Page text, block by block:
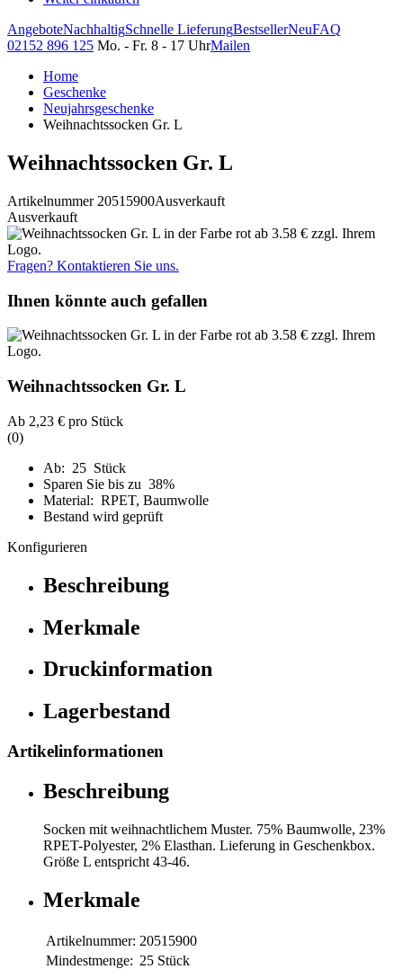
AngeboteNachhaltigSchnelle LieferungBestsellerNeuFAQ
02152 896 125 Mo. - Fr. 8 - 17 UhrMailen
Home
Geschenke
Neujahrsgeschenke
Weihnachtssocken Gr. L
Weihnachtssocken Gr. L
Artikelnummer 20515900Ausverkauft
Ausverkauft
Fragen? Kontaktieren Sie uns.
Ihnen könnte auch gefallen
Weihnachtssocken Gr. L
Ab 2,23 € pro Stück
(0)
Ab: 25 Stück
Sparen Sie bis zu 38%
Material: RPET, Baumwolle
Bestand wird geprüft
Konfigurieren
Beschreibung
Merkmale
Druckinformation
Lagerbestand
Artikelinformationen
Beschreibung
Socken mit weihnachtlichem Muster. 75% Baumwolle, 23%
RPET-Polyester, 2% Elasthan. Lieferung in Geschenkbox.
Größe L entspricht 43-46.
Merkmale
Artikelnummer: 20515900
Mindestmenge: 25 Stück